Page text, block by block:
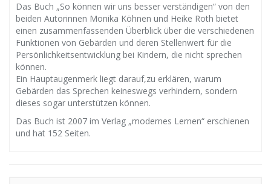
Das Buch „So können wir uns besser verständigen“ von den
beiden Autorinnen Monika Köhnen und Heike Roth bietet
einen zusammenfassenden Überblick über die verschiedenen
Funktionen von Gebärden und deren Stellenwert für die
Persönlichkeitsentwicklung bei Kindern, die nicht sprechen
können.
Ein Hauptaugenmerk liegt darauf,zu erklären, warum
Gebärden das Sprechen keineswegs verhindern, sondern
dieses sogar unterstützen können.
Das Buch ist 2007 im Verlag „modernes Lernen“ erschienen
und hat 152 Seiten.